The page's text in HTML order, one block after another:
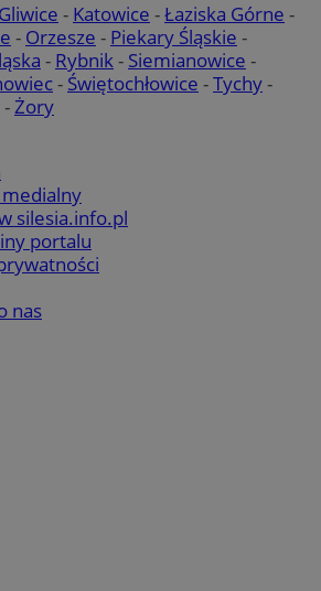
Gliwice - Katowice -Łaziska Górne -
- Orzesze - Piekary Śląskie -
- Rybnik- Siemianowice -
- Świętochłowice -Tychy-
-Żory
silesia.info.pl
portalu
nas